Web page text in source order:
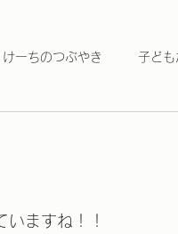
けーちのつぶやき 子ども
ますね！！